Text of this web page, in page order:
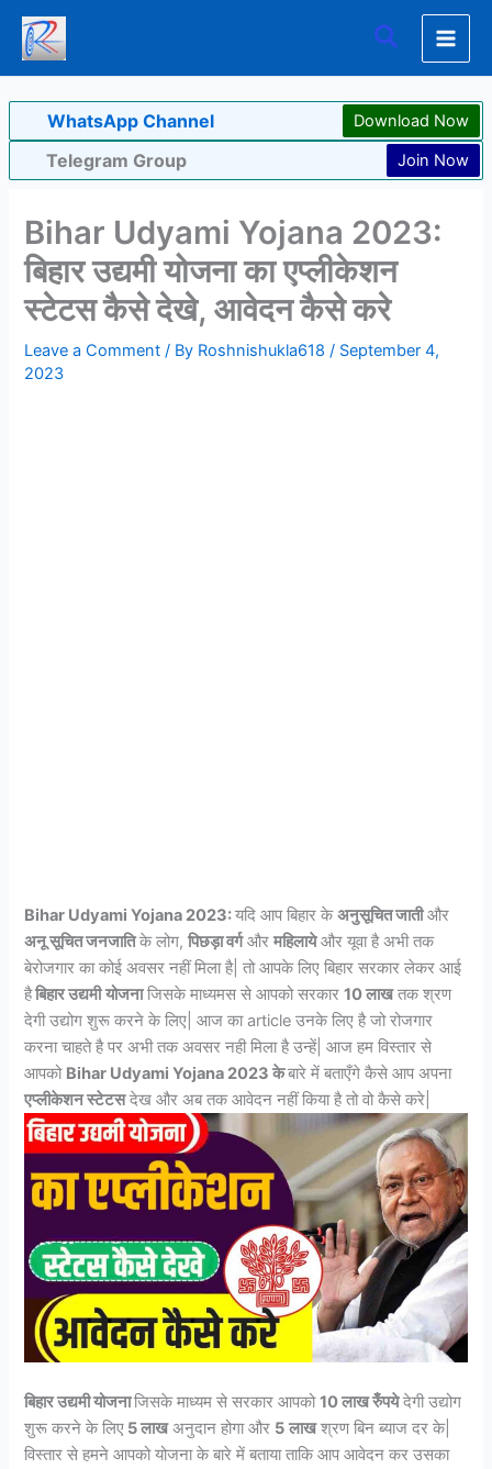
Skip
content
Search
WhatsApp Channel Download Now
Telegram Group Join Now
Bihar Udyami Yojana 2023:
बिहार उद्यमी योजना का एप्लीकेशन
स्टेटस कैसे देखे, आवेदन कैसे करे
Leave a Comment / By Roshnishukla618/ September 4,
2023
Bihar Udyami Yojana 2023:यदि आप बिहार केअनुसूचित जातीऔर
अनू सूचित जनजातिके लोग,पिछड़ा वर्गऔरमहिलायेऔर यूवा है अभी तक
बेरोजगार का कोई अवसर नहीं मिला है| तो आपके लिए बिहार सरकार लेकर आई
हैबिहार उद्यमी योजनाजिसके माध्यमस से आपको सरकार10 लाखतक श्रण
देगी उद्योग शुरू करने के लिए| आज का article उनके लिए है जो रोजगार
करना चाहते है पर अभी तक अवसर नही मिला है उन्हें| आज हम विस्तार से
आपको Bihar Udyami Yojana 2023 केबारे में बताएँगे कैसे आप अपना
एप्लीकेशन स्टेटसदेख और अब तक आवेदन नहीं किया है तो वो कैसे करे|
बिहार उद्यमी योजनाजिसके माध्यम से सरकार आपको10 लाख रुँपयेदेगी उद्योग
शुरू करने के लिए 5 लाखअनुदान होगा और 5 लाखश्रण बिन ब्याज दर के|
विस्तार से हमने आपको योजना के बारे में बताया ताकि आप आवेदन कर उसका